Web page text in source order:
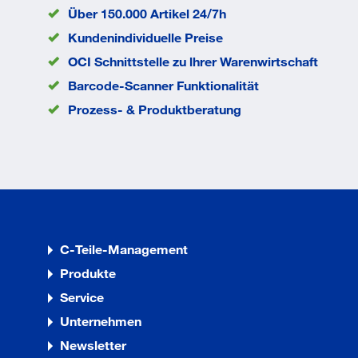
Gewicht
73,0 kg
Ladefläche Breite
600 mm
Ladefläche Länge
1.000 mm
Material Ladefläche
Holzwerkstoff
Rad-Ø
200 mm
Über 150.000 Artikel 24/7h
Kundenindividuelle Preise
OCI Schnittstelle zu lhrer Warenwirtschaft
Barcode-Scanner Funktionalität
Prozess- & Produktberatung
C-Teile-Management
Produkte
Service
Unternehmen
Newsletter